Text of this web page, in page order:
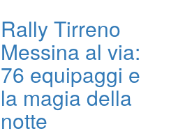
Rally Tirreno
Messina al via:
76 equipaggi e
la magia della
notte